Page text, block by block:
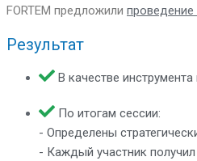
FORTEM предложили
Результат
В качестве
По итогам сессии:
- Определены
- Каждый участник